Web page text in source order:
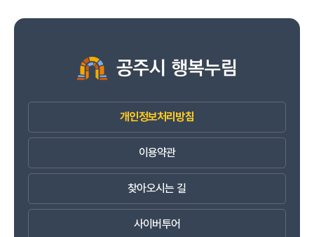
개인정보처리방침
이용약관
찾아오시는 길
사이버투어